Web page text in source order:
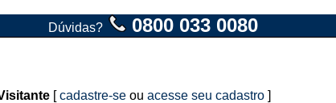
Dúvidas? 0800 033 0080
[cadastre-se ou acesse seu cadastro ]